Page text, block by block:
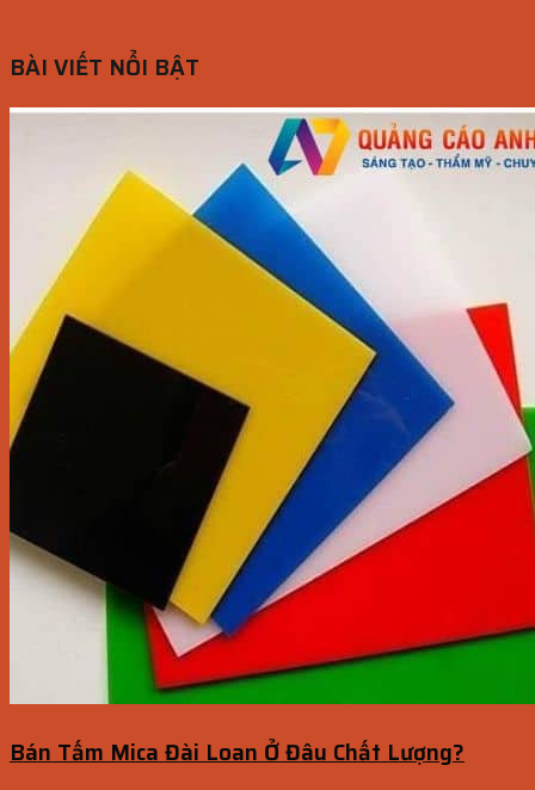
BÀI VIẾT NỔI BẬT
Bán Tấm Mica Đài Loan Ở Đâu Chất Lượng?